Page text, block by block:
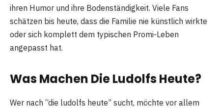
ihren Humor und ihre Bodenständigkeit. Viele Fans
schätzen bis heute, dass die Familie nie künstlich wirkte
oder sich komplett dem typischen Promi-Leben
angepasst hat.
Was Machen Die Ludolfs Heute?
Wer nach “die ludolfs heute” sucht, möchte vor allem